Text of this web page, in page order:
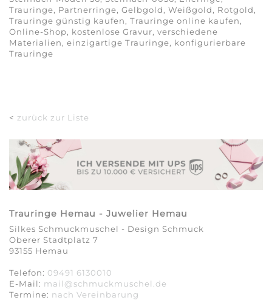
Trauringe, Partnerringe, Gelbgold, Weißgold, Rotgold,
Trauringe günstig kaufen, Trauringe online kaufen,
Online-Shop, kostenlose Gravur, verschiedene
Materialien, einzigartige Trauringe, konfigurierbare
Trauringe
< zurück zur Liste
Trauringe Hemau - Juwelier Hemau
Silkes Schmuckmuschel - Design Schmuck
Oberer Stadtplatz 7
93155 Hemau
Telefon: 09491 6130010
E-Mail: mail@schmuckmuschel.de
Termine: nach Vereinbarung​​​​​​​